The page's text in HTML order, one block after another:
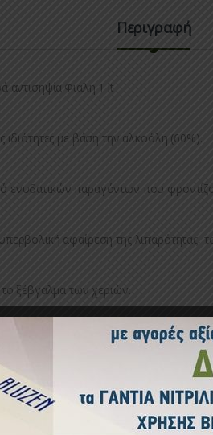
Περιγραφή
αντισηψία.Φιάλη 1 lt
ιδιότητες με βάση την αλκοόλη (60%).
ενυδατικών παραγόντων που
αφαίρεση της λιπαρότητας,
το ξέβγαλμα των χεριών.
Κατηγορία: